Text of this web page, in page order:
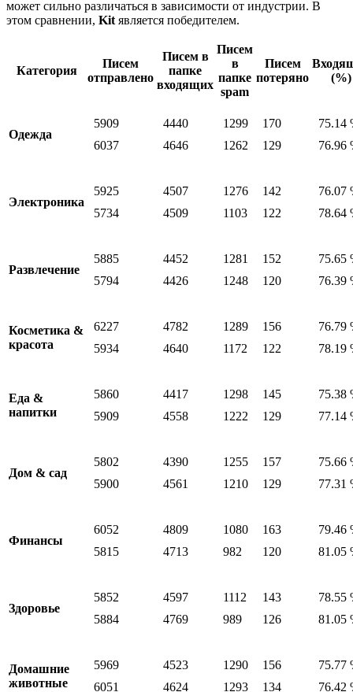
может сильно различаться в зависимости от индустрии. В
этом сравнении, Kit является победителем.
Категория
Писем
отправлено
Писем в
папке
входящих
Писем
в
папке
spam
Писем
потеряно
(%)
Одежда
5909
6037
4440
4646
1299
1262
170
129
75.14
76.96
Электроника
5925
5734
4507
4509
1276
1103
142
122
76.07
78.64
Развлечение
5885
5794
4452
4426
1281
1248
152
120
75.65
76.39
Косметика &
красота
6227
5934
4782
4640
1289
1172
156
122
76.79
78.19
Еда &
напитки
5860
5909
4417
4558
1298
1222
145
129
75.38
77.14
Дом & сад
5802
5900
4390
4561
1255
1210
157
129
75.66
77.31
Финансы
6052
5815
4809
4713
1080
982
163
120
79.46
81.05
Здоровье
5852
5884
4597
4769
1112
989
143
126
78.55
81.05
Домашние
животные
5969
6051
4523
4624
1290
1293
156
134
75.77
76.42